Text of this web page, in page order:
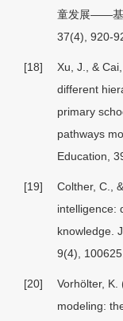
童发展——基
37(4), 920-
[18]
Xu, J., &
different
primary
pathways
Education,
[19]
Colther, C.,
intelligence:
knowledge.
9(4),
[20]
Vorhölter,
modeling: